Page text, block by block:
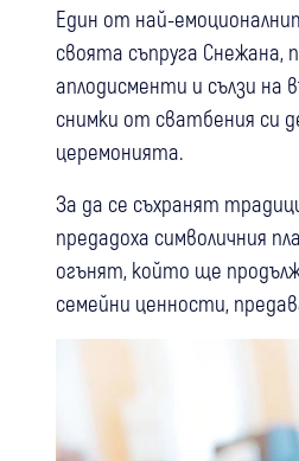
Един от най-
своята съпруга Снежана,
аплодисменти и сълзи на
снимки от сватбения си
церемонията.
За да се съхранят
предадоха символичния
огънят, който ще
семейни ценности,